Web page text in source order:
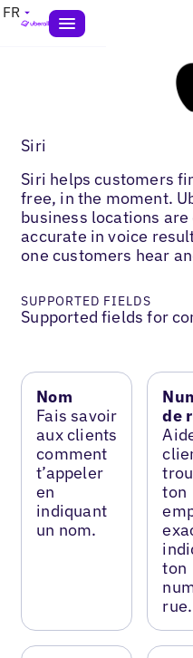
FR
Siri
Siri helps customers
free, in the moment.
business locations
accurate in voice
one customers hear
SUPPORTED FIELDS
Supported fields for
Nom
Fais savoir
aux clients
comment
t’appeler
en
indiquant
un nom.
de
ton
ton
rue.